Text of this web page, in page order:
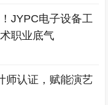
JYPC电子设备工
职业底气
师认证，赋能演艺